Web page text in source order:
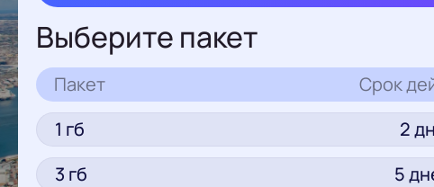
Выберите пакет
Пакет Срок
1 гб 2
3 гб 5